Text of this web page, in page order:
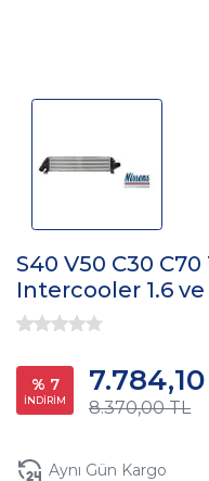
S40 V50 C30
Intercooler 1.6 ve
% 7
İNDİRİM 8.370,00 TL
Aynı Gün Kargo